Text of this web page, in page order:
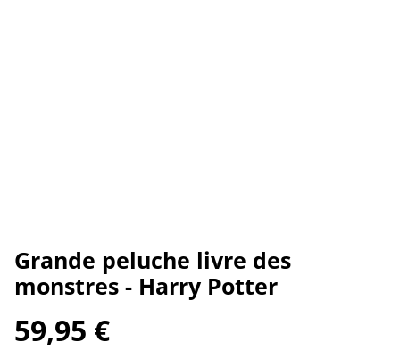
Grande peluche livre des
monstres - Harry Potter
59,95 €